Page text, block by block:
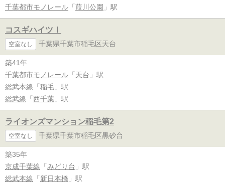
千葉都市モノレール 「 葭川公園 」駅
コスギハイツⅠ
空室なし 千葉県千葉市稲毛区天台
築41年
千葉都市モノレール 「 天台 」駅
総武本線 「 稲毛 」駅
総武線 「 西千葉 」駅
ライオンズマンション稲毛第2
空室なし 千葉県千葉市稲毛区黒砂台
築35年
京成千葉線 「 みどり台 」駅
総武本線 「 新日本橋 」駅